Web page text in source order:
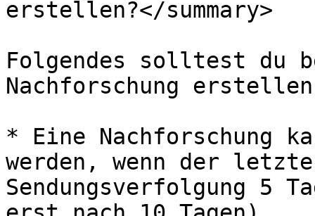
erstellen?</summary>
Folgendes solltest du
Nachforschung
* Eine
werden, wenn der
Sendungsverfolgung 5